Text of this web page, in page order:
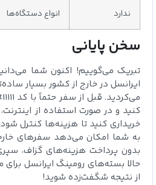
ندارد انواع دستگاه‌ها
سخن پایانی
تبریک می‌گوییم! اکنون شما
ایرانسل در خارج از کشور بسیار
کنید و در صورت استفاده از
خریداری کنید تا هزینه‌ها کنترل
به شما امکان می‌دهد سفرهای
بدون پرداخت هزینه‌های گزاف،
حالا بسته‌های رومینگ ایرانسل
از نتیجه شگفت‌زده شوید!